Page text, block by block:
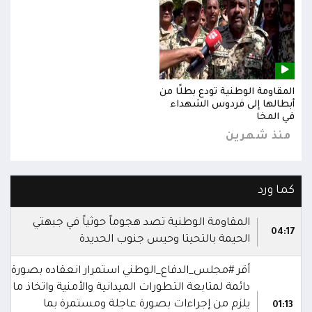
المقاومة الوطنية تودع بطلًا من
أبطالها إلى فردوس الشهداء
في المخا
منذ شهرين
كما ورد
04:17
المقاومة الوطنية تصد هجوماً حوثياً في جبهتي
الحيمة بالتحيتا وحيس جنوب الحديدة
01:13
أقر #مجلس_الدفاع_الوطني استمرار انعقاده بصورة
دائمة لمتابعة التطورات الميدانية والأمنية واتخاذ ما
يلزم من إجراءات بصورة عاجلة ومستمرة بما